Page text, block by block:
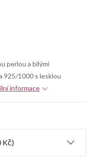
perlou a bílými
925/1000 s lesklou
informace